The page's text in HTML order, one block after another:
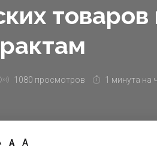
товаров
1080 просмотров 1 минута на
А А